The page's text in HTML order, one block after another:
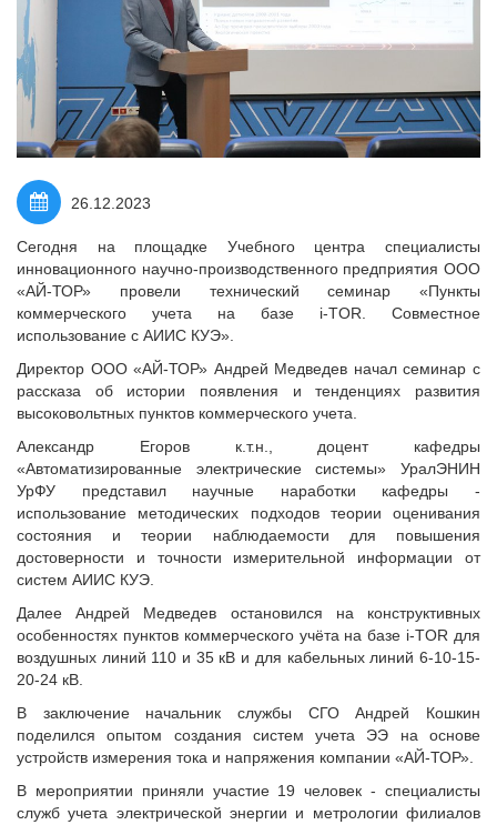
26.12.2023
Сегодня на площадке Учебного центра специалисты
инновационного научно-производственного предприятия ООО
«АЙ-ТОР» провели технический семинар «Пункты
коммерческого учета на базе i-TOR. Совместное
использование с АИИС КУЭ».
Директор ООО «АЙ-ТОР» Андрей Медведев начал семинар с
рассказа об истории появления и тенденциях развития
высоковольтных пунктов коммерческого учета.
Александр Егоров к.т.н., доцент кафедры
«Автоматизированные электрические системы» УралЭНИН
УрФУ представил научные наработки кафедры -
использование методических подходов теории оценивания
состояния и теории наблюдаемости для повышения
достоверности и точности измерительной информации от
систем АИИС КУЭ.
Далее Андрей Медведев остановился на конструктивных
особенностях пунктов коммерческого учёта на базе i-TOR для
воздушных линий 110 и 35 кВ и для кабельных линий 6-10-15-
20-24 кВ.
В заключение начальник службы СГО Андрей Кошкин
поделился опытом создания систем учета ЭЭ на основе
устройств измерения тока и напряжения компании «АЙ-ТОР».
В мероприятии приняли участие 19 человек - специалисты
служб учета электрической энергии и метрологии филиалов